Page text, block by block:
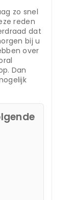
zo snel
reden
dat
bij u
over
Dan